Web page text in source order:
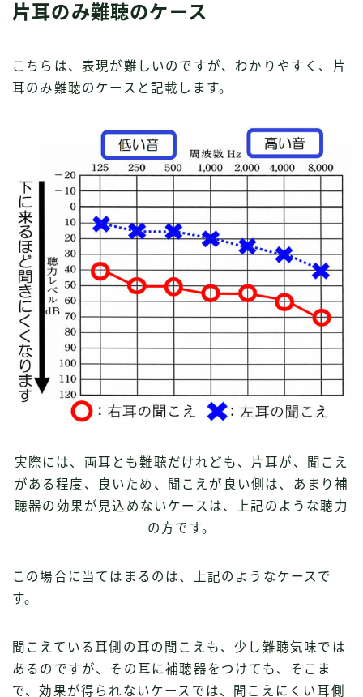
片耳のみ難聴のケース
こちらは、表現が難しいのですが、わかりやすく、片
耳のみ難聴のケースと記載します。
実際には、両耳とも難聴だけれども、片耳が、聞こえ
がある程度、良いため、聞こえが良い側は、あまり補
聴器の効果が見込めないケースは、上記のような聴力
の方です。
この場合に当てはまるのは、上記のようなケースで
す。
聞こえている耳側の耳の聞こえも、少し難聴気味では
あるのですが、その耳に補聴器をつけても、そこま
で、効果が得られないケースでは、聞こえにくい耳側